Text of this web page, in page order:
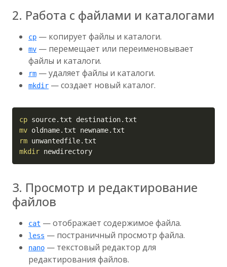
2. Работа с файлами и каталогами
cp — копирует файлы и каталоги.
mv — перемещает или переименовывает
файлы и каталоги.
rm — удаляет файлы и каталоги.
mkdir — создает новый каталог.
cp
mv
rm
mkdir newdirectory
3. Просмотр и редактирование
файлов
cat — отображает содержимое файла.
less — постраничный просмотр файла.
nano — текстовый редактор для
редактирования файлов.